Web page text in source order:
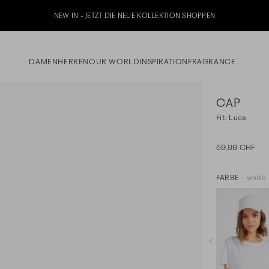
zu unserem Whatsapp Newsletter anmelden & 10% Willkommensgutschein
DAMENHERRENOUR WORLDINSPIRATION FRAGRANCE
CAP
Fit: Luca
59,99 CHF
FARBE - white